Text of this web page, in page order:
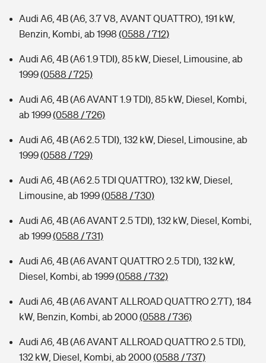
Audi A6, 4B (A6, 3.7 V8, AVANT QUATTRO), 191 kW,
Benzin, Kombi, ab 1998 (0588 / 712)
Audi A6, 4B (A6 1.9 TDI), 85 kW, Diesel, Limousine, ab
1999(0588 / 725)
Audi A6, 4B (A6 AVANT 1.9 TDI), 85 kW, Diesel, Kombi,
ab 1999(0588 / 726)
Audi A6, 4B (A6 2.5 TDI), 132 kW, Diesel, Limousine, ab
1999(0588 / 729)
Audi A6, 4B (A6 2.5 TDI QUATTRO), 132 kW, Diesel,
Limousine, ab 1999(0588 / 730)
Audi A6, 4B (A6 AVANT 2.5 TDI), 132 kW, Diesel, Kombi,
ab 1999(0588 / 731)
Audi A6, 4B (A6 AVANT QUATTRO 2.5 TDI), 132 kW,
Diesel, Kombi, ab 1999(0588 / 732)
Audi A6, 4B (A6 AVANT ALLROAD QUATTRO 2.7T), 184
kW, Benzin, Kombi, ab 2000(0588 / 736)
Audi A6, 4B (A6 AVANT ALLROAD QUATTRO 2.5 TDI),
132 kW, Diesel, Kombi, ab 2000(0588 / 737)